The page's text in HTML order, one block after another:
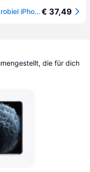
Belkin Screenforce InvisiGlass antimikrobiel iPhone 11Pro/Xs/X€ 37,49
die für dich